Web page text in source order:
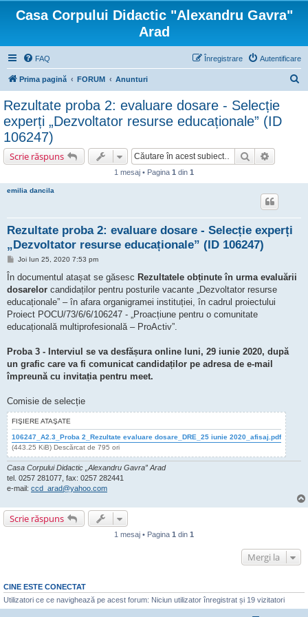
Casa Corpului Didactic "Alexandru Gavra"
Arad
FAQ Autentificare
Înregistrare
Prima pagină FORUM Anunturi
Rezultate proba 2: evaluare dosare - Selecție
experți „Dezvoltator resurse educaționale” (ID
106247)
Scrie răspuns Căutare
1 mesaj • Pagina 1 din 1
emilia dancila
Rezultate proba 2: evaluare dosare - Selecție experți
„Dezvoltator resurse educaționale” (ID 106247)
M
s
j
Joi Iun 25, 2020 7:53 pm
În documentul atașat se găsesc Rezultatele obținute în urma evaluării
dosarelor candidaților pentru posturile vacante „Dezvoltator resurse
educaționale” – în afara organigramei instituției, în cadrul proiectului
Proiect POCU/73/6/6/106247 - „Proacțiune pentru o comunitate
educațională multiprofesională – ProActiv”.
Proba 3 - Interviul se va desfășura online luni, 29 iunie 2020, după
un grafic care va fi comunicat candidaților pe adresa de e-mail
împreună cu invitația pentru meet.
Comisie de selecție
FIŞIERE ATAŞATE
106247_A2.3_Proba 2_Rezultate evaluare dosare_DRE_25 iunie 2020_afisaj.pdf
(443.25 KiB) Descărcat de 795 ori
Casa Corpului Didactic „Alexandru Gavra” Arad
tel. 0257 281077, fax: 0257 282441
e-mail: ccd_arad@yahoo.com
Scrie răspuns
1 mesaj • Pagina 1 din 1
Mergi la
CINE ESTE CONECTAT
Utilizatori ce ce navighează pe acest forum: Niciun utilizator înregistrat și 19 vizitatori